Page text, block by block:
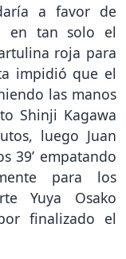
a favor de
en tan solo el
roja para
impidió que el
las manos
Shinji Kagawa
luego Juan
39’ empatando
para los
Yuya Osako
finalizado el